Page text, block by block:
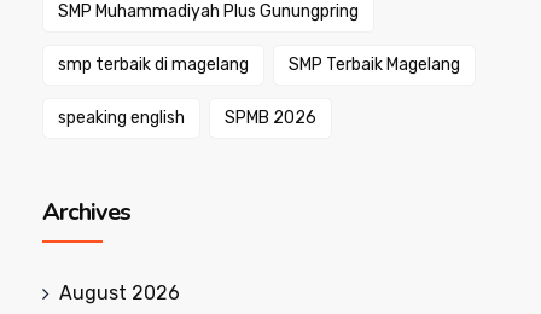
SMP Muhammadiyah Plus Gunungpring
smp terbaik di magelang SMP Terbaik Magelang
speaking english SPMB 2026
Archives
August 2026